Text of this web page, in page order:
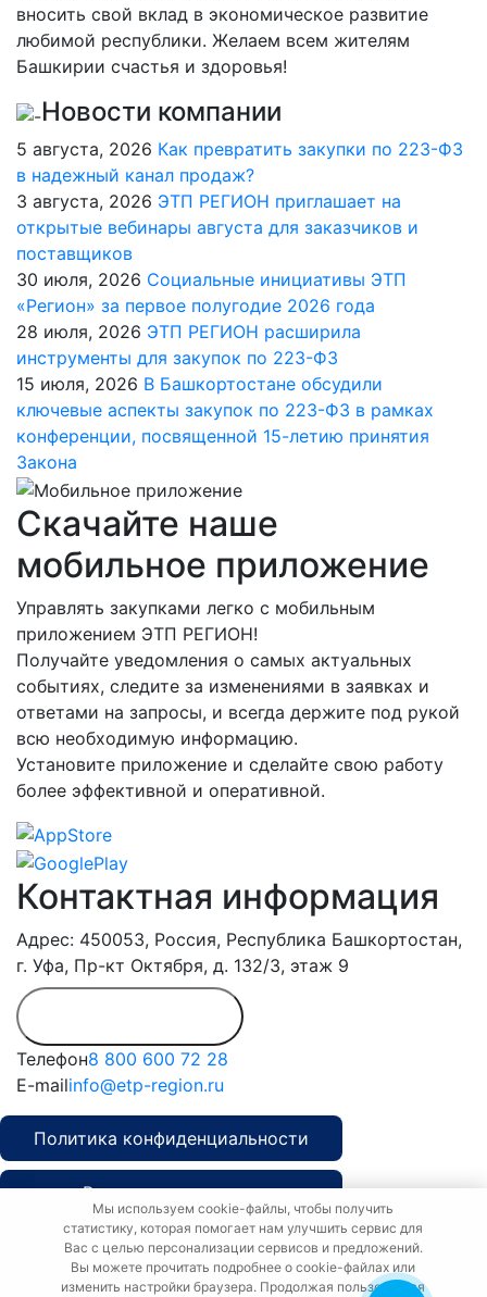
Мы используем cookie-файлы, чтобы получить
статистику, которая помогает нам улучшить сервис для
Вас с целью персонализации сервисов и предложений.
Вы можете прочитать подробнее о cookie-файлах или
изменить настройки браузера. Продолжая пользоваться
вносить свой вклад в экономическое развитие
любимой республики. Желаем всем жителям
Башкирии счастья и здоровья!
Новости компании
5 августа, 2026 Как превратить закупки по 223-ФЗ
в надежный канал продаж?
3 августа, 2026 ЭТП РЕГИОН приглашает на
открытые вебинары августа для заказчиков и
поставщиков
30 июля, 2026 Социальные инициативы ЭТП
«Регион» за первое полугодие 2026 года
28 июля, 2026 ЭТП РЕГИОН расширила
инструменты для закупок по 223-ФЗ
15 июля, 2026 В Башкортостане обсудили
ключевые аспекты закупок по 223-ФЗ в рамках
конференции, посвященной 15-летию принятия
Закона
Скачайте наше
мобильное приложение
Управлять закупками легко с мобильным
приложением ЭТП РЕГИОН!
Получайте уведомления о самых актуальных
событиях, следите за изменениями в заявках и
ответами на запросы, и всегда держите под рукой
всю необходимую информацию.
Установите приложение и сделайте свою работу
более эффективной и оперативной.
Контактная информация
Адрес: 450053, Россия, Республика Башкортостан,
г. Уфа, Пр-кт Октября, д. 132/3, этаж 9
Телефон8 800 600 72 28
E-mailinfo@etp-region.ru
Политика конфиденциальности
Рекламная политика
Политика о персональных данных
Copyright © etp-region.ru